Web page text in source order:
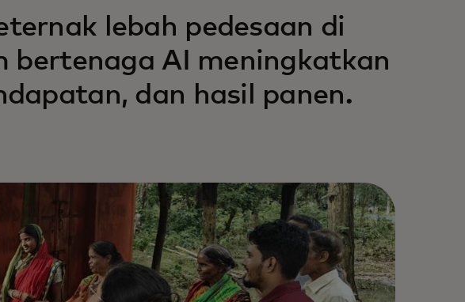
lebah pedesaan di
bertenaga AI meningkatkan
dan hasil panen.